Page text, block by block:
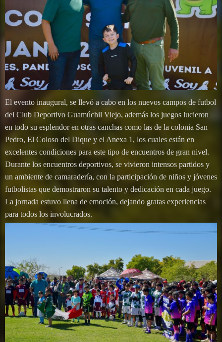
El evento inaugural, se llevó a cabo en los nuevos campos de futbol
del Club Deportivo Guamúchil Viejo, además los juegos lucieron
en todo su esplendor en otras canchas como las de la colonia San
Pedro, El Coloso del Dique y el Anexa 1, los cuales están en
excelentes condiciones para este tipo de encuentros de gran nivel.
Durante los encuentros deportivos, se vivieron intensos partidos y
un ambiente de camaradería, con la participación de niños y jóvenes
futbolistas que demostraron su talento y dedicación en cada juego.
La jornada estuvo llena de emoción, dejando gratas experiencias
para todos los involucrados.